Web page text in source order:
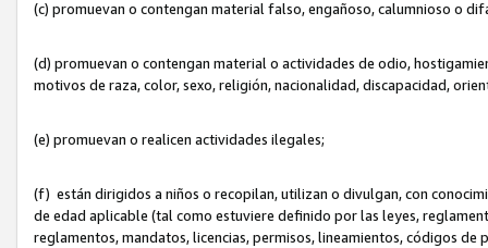
(c) promuevan o contengan material falso, engañoso, calumnioso o
(d) promuevan o contengan material o actividades de odio,
motivos de raza, color, sexo, religión, nacionalidad, discapacidad,
(e) promuevan o realicen actividades ilegales;
(f) están dirigidos a niños o recopilan, utilizan o divulgan, con
de edad aplicable (tal como estuviere definido por las leyes,
reglamentos, mandatos, licencias, permisos, lineamientos, códigos